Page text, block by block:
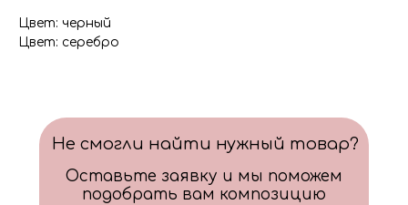
Цвет: черный
Цвет: серебро
Не смогли найти нужный товар?
Оставьте заявку и мы поможем
подобрать вам композицию